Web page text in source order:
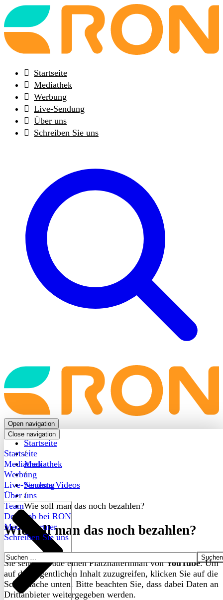
Back
to
frontpage
Startseite
Mediathek
Werbung
Live-Sendung
Über uns
Schreiben Sie uns
Back
to
frontpage
Open navigation
Close navigation
Startseite
Mediathek
Werbung
Live-Sendung
Über uns
Team
Dein Job bei RON
Medienpartner
Schreiben Sie uns
Suchen
nach:
Startseite
/
Mediathek
/
Neueste Videos
/
Wie soll man das noch bezahlen?
Wie soll man das noch bezahlen?
Sie sehen gerade einen Platzhalterinhalt vonYouTube. Um
auf den eigentlichen Inhalt zuzugreifen, klicken Sie auf die
Schaltfläche unten. Bitte beachten Sie, dass dabei Daten an
Drittanbieter weitergegeben werden.